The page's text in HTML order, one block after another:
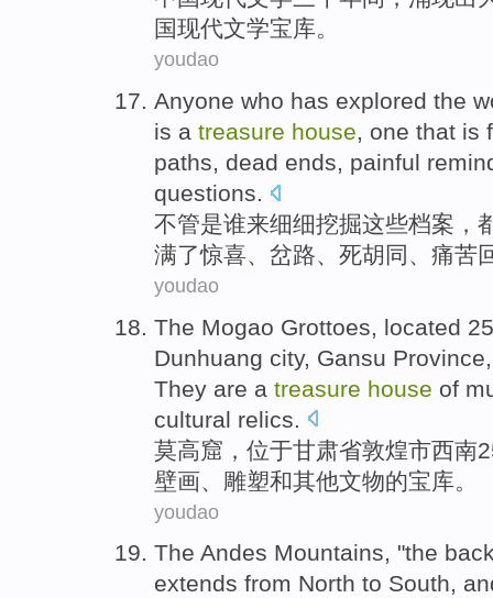
国现代文学宝库。
youdao
Anyone who has explored the
is a treasure house, one that is
paths, dead ends, painful
questions.
不管是谁来细细挖掘这些档案 ，
满了惊喜、 岔路、 死胡同 、 痛苦
youdao
The Mogao Grottoes located 25
Dunhuang city, Gansu Province
They are a treasure house of
cultural relics
莫高窟 ， 位于甘肃省敦煌市西南
壁画
雕塑和其他文物的宝库。
youdao
The Andes Mountains, "the
extends from North to South,